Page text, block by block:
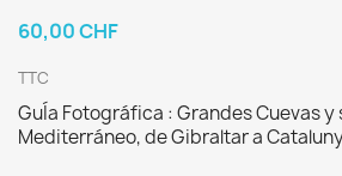
60,00 CHF
TTC
GuÍa Fotográfica : Grandes Cuevas y
Mediterráneo, de Gibraltar a